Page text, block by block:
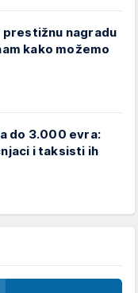
prestižnu nagradu
kako možemo
do 3.000 evra:
i taksisti ih